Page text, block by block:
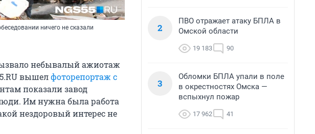
ничего не сказали
небывалый ажиотаж
вышелфоторепортаж с
показали завод
Им нужна была работа
нездоровый интерес не
2
ПВО отражает атаку БПЛА в
Омской области
19 183 90
3
Обломки БПЛА упали в поле
в окрестностях Омска —
вспыхнул пожар
17 962 41